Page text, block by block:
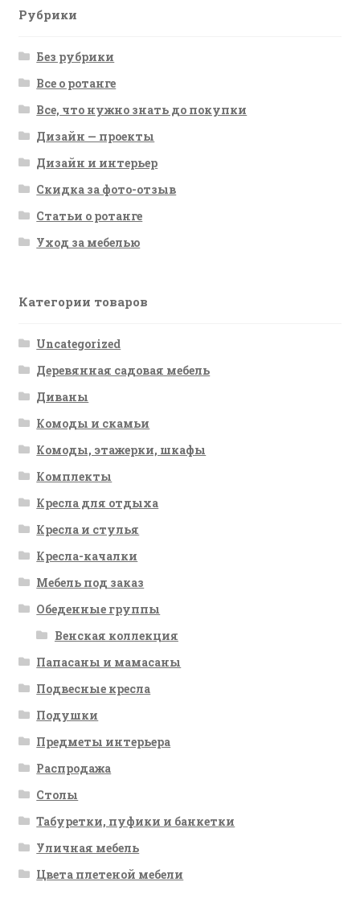
Рубрики
Без рубрики
Все о ротанге
Все, что нужно знать до покупки
Дизайн — проекты
Дизайн и интерьер
Скидка за фото-отзыв
Статьи о ротанге
Уход за мебелью
Категории товаров
Uncategorized
Деревянная садовая мебель
Диваны
Комоды и скамьи
Комоды, этажерки, шкафы
Комплекты
Кресла для отдыха
Кресла и стулья
Кресла-качалки
Мебель под заказ
Обеденные группы
Венская коллекция
Папасаны и мамасаны
Подвесные кресла
Подушки
Предметы интерьера
Распродажа
Столы
Табуретки, пуфики и банкетки
Уличная мебель
Цвета плетеной мебели